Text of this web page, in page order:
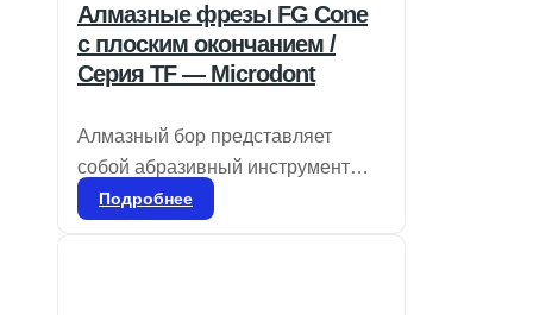
Алмазные фрезы FG Cone
с плоским окончанием /
Серия TF — Microdont
Алмазный бор представляет
собой абразивный инструмент
для стоматологического
Подробнее